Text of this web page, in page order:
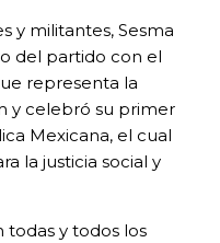
y militantes, Sesma
del partido con el
representa la
y celebró su primer
Mexicana, el cual
la justicia social y
todas y todos los